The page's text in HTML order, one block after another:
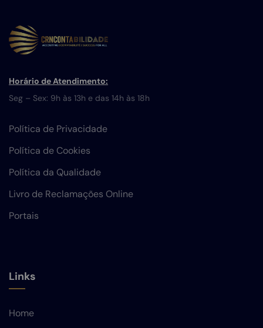
Horário de Atendimento:
Seg – Sex: 9h às 13h e das 14h às 18h
Política de Privacidade
Política de Cookies
Política da Qualidade
Livro de Reclamações Online
Portais
Links
Home